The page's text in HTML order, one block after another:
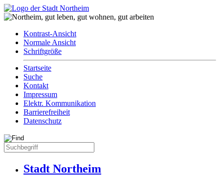
Kontrast-Ansicht
Normale Ansicht
Schriftgröße
Startseite
Suche
Kontakt
Impressum
Elektr. Kommunikation
Barrierefreiheit
Datenschutz
Stadt Northeim